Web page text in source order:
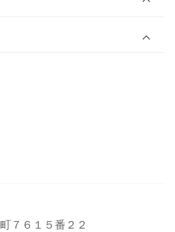
７６１５番２２